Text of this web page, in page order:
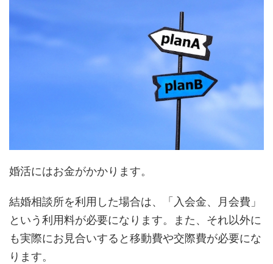
婚活にはお金がかかります。
結婚相談所を利用した場合は、「入会金、月会費」
という利用料が必要になります。また、それ以外に
も実際にお見合いすると移動費や交際費が必要にな
ります。